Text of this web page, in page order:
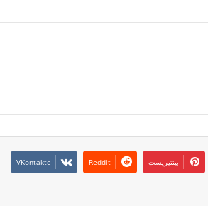
بينتيريست